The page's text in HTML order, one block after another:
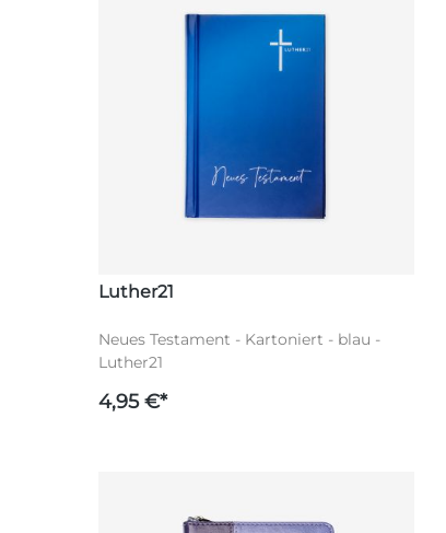
Luther21
Neues Testament - Kartoniert - blau -
Luther21
4,95 €*